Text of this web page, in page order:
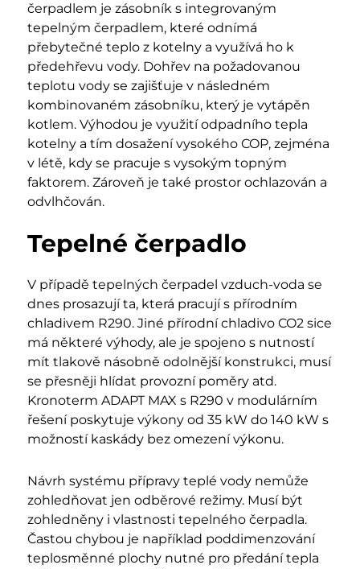
čerpadlem je zásobník s integrovaným
tepelným čerpadlem, které odnímá
přebytečné teplo z kotelny a využívá ho k
předehřevu vody. Dohřev na požadovanou
teplotu vody se zajišťuje v následném
kombinovaném zásobníku, který je vytápěn
kotlem. Výhodou je využití odpadního tepla
kotelny a tím dosažení vysokého COP, zejména
v létě, kdy se pracuje s vysokým topným
faktorem. Zároveň je také prostor ochlazován a
odvlhčován.
Tepelné čerpadlo
V případě tepelných čerpadel vzduch-voda se
dnes prosazují ta, která pracují s přírodním
chladivem R290. Jiné přírodní chladivo CO2 sice
má některé výhody, ale je spojeno s nutností
mít tlakově násobně odolnější konstrukci, musí
se přesněji hlídat provozní poměry atd.
Kronoterm ADAPT MAX s R290 v modulárním
řešení poskytuje výkony od 35 kW do 140 kW s
možností kaskády bez omezení výkonu.
Návrh systému přípravy teplé vody nemůže
zohledňovat jen odběrové režimy. Musí být
zohledněny i vlastnosti tepelného čerpadla.
Častou chybou je například poddimenzování
teplosměnné plochy nutné pro předání tepla